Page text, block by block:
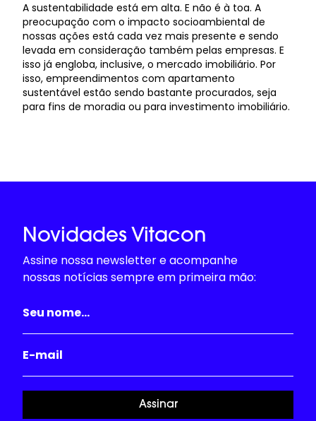
A sustentabilidade está em alta. E não é à toa. A
preocupação com o impacto socioambiental de
nossas ações está cada vez mais presente e sendo
levada em consideração também pelas empresas. E
isso já engloba, inclusive, o mercado imobiliário. Por
isso, empreendimentos com apartamento
sustentável estão sendo bastante procurados, seja
para fins de moradia ou para investimento imobiliário.
Novidades Vitacon
Assine nossa newsletter e acompanhe
nossas notícias sempre em primeira mão:
Assinar